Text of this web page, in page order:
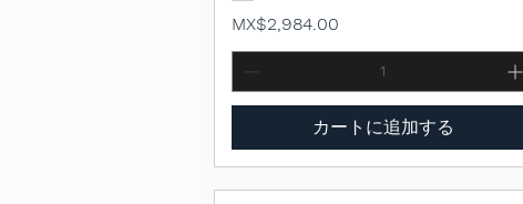
価格
MX$2,984.00
カートに追加する